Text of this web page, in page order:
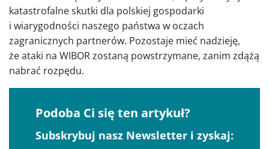
katastrofalne skutki dla polskiej gospodarki
i wiarygodności naszego państwa w oczach
zagranicznych partnerów. Pozostaje mieć nadzieję,
że ataki na WIBOR zostaną powstrzymane, zanim zdążą
nabrać rozpędu.
Podoba Ci się ten artykuł?
Subskrybuj nasz Newsletter i zyskaj: